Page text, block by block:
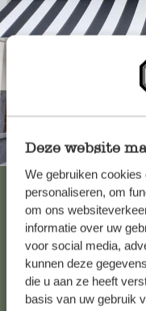
Deze website
We gebruiken
personaliseren, om
om ons
informatie over uw
voor social media,
kunnen deze
die u aan ze heeft
basis van uw gebruik
Immer in
Alle 62 Geschäfte
Falls Sie Fragen haben